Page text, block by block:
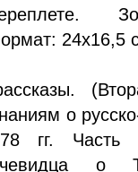
24x16,5
о
гг. Часть
о